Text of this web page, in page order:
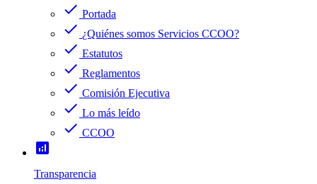
check Portada
check ¿Quiénes somos Servicios CCOO?
check Estatutos
check Reglamentos
check Comisión Ejecutiva
check Lo más leído
check CCOO
analytics
Transparencia